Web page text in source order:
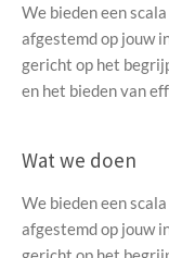
We bieden een
afgestemd op jouw
gericht op het
en het bieden van
Wat we doen
We bieden een
afgestemd op jouw